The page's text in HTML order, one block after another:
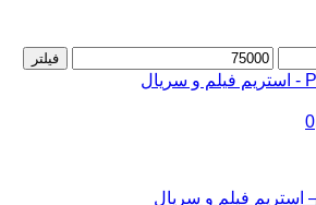
0
حداکثر
قیمت
فیلتر